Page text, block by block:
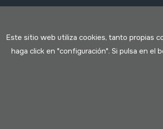
Este sitio web utiliza cookies, tanto propias
haga click en "configuración". Si pulsa en